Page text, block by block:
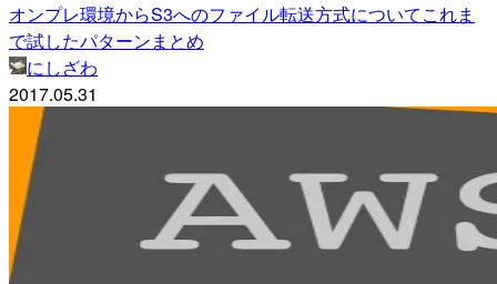
オンプレ環境からS3へのファイル転送方式についてこれま
で試したパターンまとめ
にしざわ
2017.05.31